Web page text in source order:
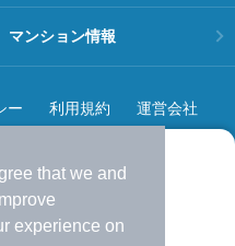
that we and
experience on
くなった
ししませんか？
マンション情報
ー 利用規約 運営会社